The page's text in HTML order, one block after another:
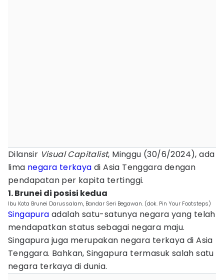
Dilansir Visual Capitalist, Minggu (30/6/2024), ada
lima negara terkaya di Asia Tenggara dengan
pendapatan per kapita tertinggi.
1. Brunei di posisi kedua
Ibu Kota Brunei Darussalam, Bandar Seri Begawan. (dok. Pin Your Footsteps)
Singapura adalah satu-satunya negara yang telah
mendapatkan status sebagai negara maju.
Singapura juga merupakan negara terkaya di Asia
Tenggara. Bahkan, Singapura termasuk salah satu
negara terkaya di dunia.